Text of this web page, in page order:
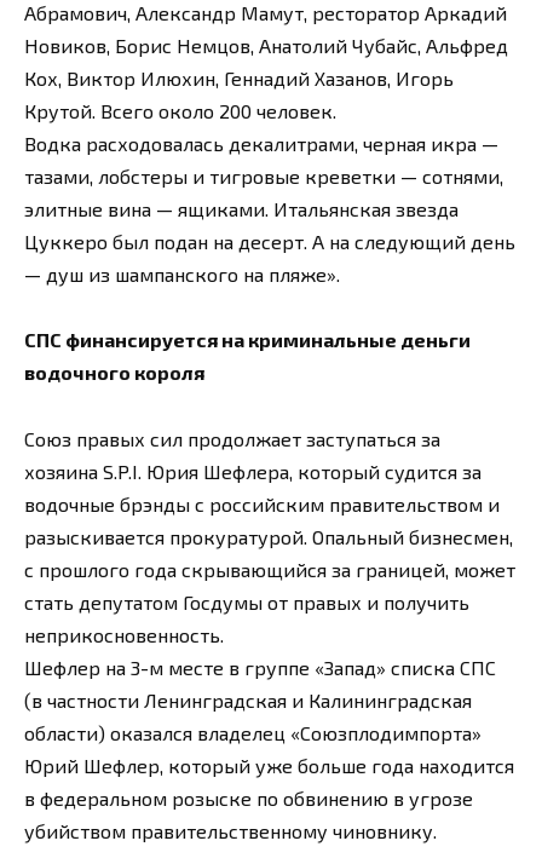
Абрамович, Александр Мамут, ресторатор Аркадий
Новиков, Борис Немцов, Анатолий Чубайс, Альфред
Кох, Виктор Илюхин, Геннадий Хазанов, Игорь
Крутой. Всего около 200 человек.
Водка расходовалась декалитрами, черная икра —
тазами, лобстеры и тигровые креветки — сотнями,
элитные вина — ящиками. Итальянская звезда
Цуккеро был подан на десерт. А на следующий день
— душ из шампанского на пляже».
СПС финансируется на криминальные деньги
водочного короля
Союз правых сил продолжает заступаться за
хозяина S.P.I. Юрия Шефлера, который судится за
водочные брэнды с российским правительством и
разыскивается прокуратурой. Опальный бизнесмен,
с прошлого года скрывающийся за границей, может
стать депутатом Госдумы от правых и получить
неприкосновенность.
Шефлер на 3-м месте в группе «Запад» списка СПС
(в частности Ленинградская и Калининградская
области) оказался владелец «Союзплодимпорта»
Юрий Шефлер, который уже больше года находится
в федеральном розыске по обвинению в угрозе
убийством правительственному чиновнику.